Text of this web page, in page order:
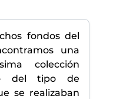
fondos del
una
colección
del tipo de
se realizaban